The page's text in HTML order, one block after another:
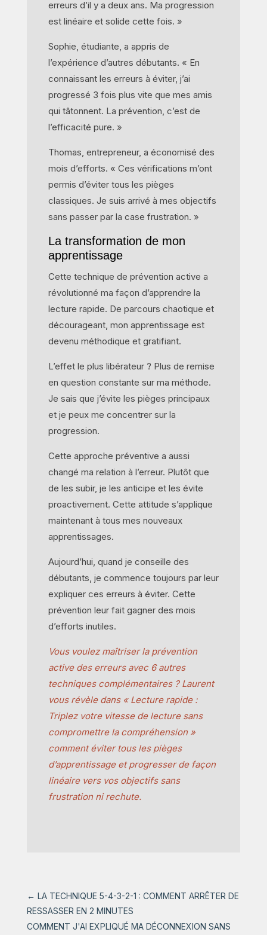
erreurs d’il y a deux ans. Ma progression
est linéaire et solide cette fois. »
Sophie, étudiante, a appris de
l’expérience d’autres débutants. « En
connaissant les erreurs à éviter, j’ai
progressé 3 fois plus vite que mes amis
qui tâtonnent. La prévention, c’est de
l’efficacité pure. »
Thomas, entrepreneur, a économisé des
mois d’efforts. « Ces vérifications m’ont
permis d’éviter tous les pièges
classiques. Je suis arrivé à mes objectifs
sans passer par la case frustration. »
La transformation de mon
apprentissage
Cette technique de prévention active a
révolutionné ma façon d’apprendre la
lecture rapide. De parcours chaotique et
décourageant, mon apprentissage est
devenu méthodique et gratifiant.
L’effet le plus libérateur ? Plus de remise
en question constante sur ma méthode.
Je sais que j’évite les pièges principaux
et je peux me concentrer sur la
progression.
Cette approche préventive a aussi
changé ma relation à l’erreur. Plutôt que
de les subir, je les anticipe et les évite
proactivement. Cette attitude s’applique
maintenant à tous mes nouveaux
apprentissages.
Aujourd’hui, quand je conseille des
débutants, je commence toujours par leur
expliquer ces erreurs à éviter. Cette
prévention leur fait gagner des mois
d’efforts inutiles.
Vous voulez maîtriser la prévention
active des erreurs avec 6 autres
techniques complémentaires ? Laurent
vous révèle dans « Lecture rapide :
Triplez votre vitesse de lecture sans
compromettre la compréhension »
comment éviter tous les pièges
d’apprentissage et progresser de façon
linéaire vers vos objectifs sans
frustration ni rechute.
← LA TECHNIQUE 5-4-3-2-1 : COMMENT ARRÊTER DE
RESSASSER EN 2 MINUTES
COMMENT J'AI EXPLIQUÉ MA DÉCONNEXION SANS